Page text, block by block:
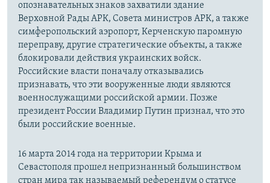
опознавательных знаков захватили здание
Верховной Рады АРК, Совета министров АРК, а также
симферопольский аэропорт, Керченскую паромную
переправу, другие стратегические объекты, а также
блокировали действия украинских войск.
Российские власти поначалу отказывались
признавать, что эти вооруженные люди являются
военнослужащими российской армии. Позже
президент России Владимир Путин признал, что это
были российские военные.
16 марта 2014 года на территории Крыма и
Севастополя прошел непризнанный большинством
стран мира так называемый референдум о статусе